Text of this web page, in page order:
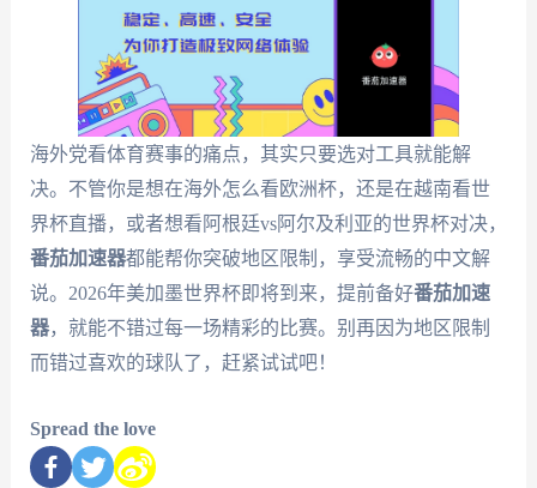
海外党看体育赛事的痛点，其实只要选对工具就能解
决。不管你是想在海外怎么看欧洲杯，还是在越南看世
界杯直播，或者想看阿根廷vs阿尔及利亚的世界杯对决，
番茄加速器都能帮你突破地区限制，享受流畅的中文解
说。2026年美加墨世界杯即将到来，提前备好番茄加速
器，就能不错过每一场精彩的比赛。别再因为地区限制
而错过喜欢的球队了，赶紧试试吧！
Spread the love